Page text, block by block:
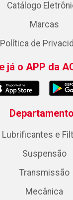
Catálogo
Marcas
Política de
já o APP da
Lubrificantes e
Suspensão
Transmissão
Mecânica